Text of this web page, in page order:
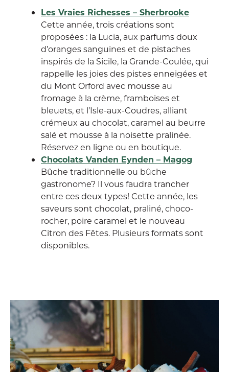
Les Vraies Richesses – Sherbrooke
Cette année, trois créations sont
proposées : la Lucia, aux parfums doux
d’oranges sanguines et de pistaches
inspirés de la Sicile, la Grande-Coulée, qui
rappelle les joies des pistes enneigées et
du Mont Orford avec mousse au
fromage à la crème, framboises et
bleuets, et l’Isle-aux-Coudres, alliant
crémeux au chocolat, caramel au beurre
salé et mousse à la noisette pralinée.
Réservez en ligne ou en boutique.
Chocolats Vanden Eynden – Magog
Bûche traditionnelle ou bûche
gastronome? Il vous faudra trancher
entre ces deux types! Cette année, les
saveurs sont chocolat, praliné, choco-
rocher, poire caramel et le nouveau
Citron des Fêtes. Plusieurs formats sont
disponibles.